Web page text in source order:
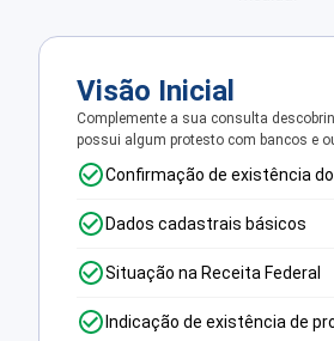
Visão Inicial
Complemente a sua consulta
possui algum protesto com bancos e
Confirmação de existência do
Dados cadastrais básicos
Situação na Receita Federal
Indicação de existência de